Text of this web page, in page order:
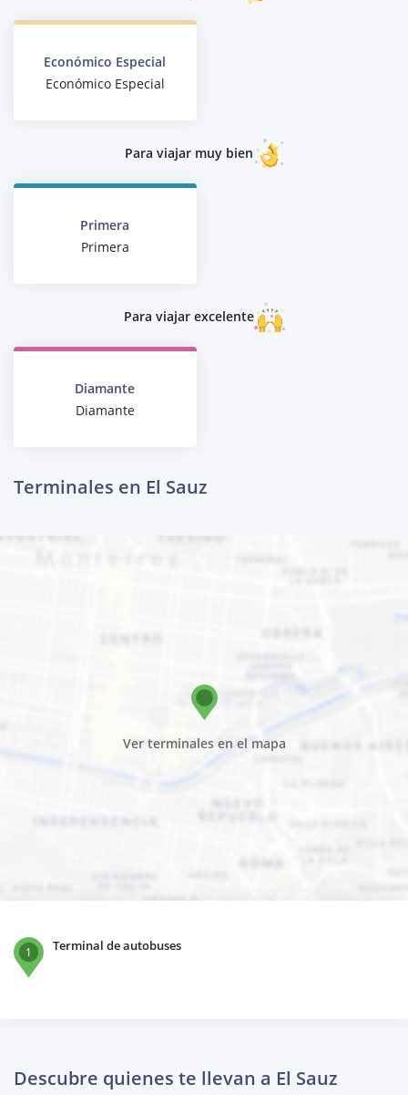
Económico Especial
Económico Especial
Para viajar muy bien
Primera
Primera
Para viajar excelente
Diamante
Diamante
Terminales en El Sauz
Ver terminales en el mapa
1 Terminal de autobuses
Descubre quienes te llevan a El Sauz